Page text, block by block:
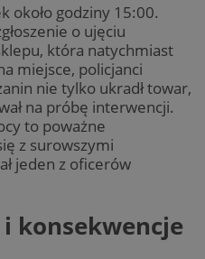
około godziny 15:00.
o ujęciu
która natychmiast
miejsce, policjanci
nie tylko ukradł towar,
na próbę interwencji.
to poważne
z surowszymi
jeden z oficerów
konsekwencje